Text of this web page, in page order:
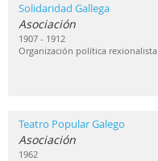
Solidaridad Gallega
Asociación
1907 - 1912
Organización política rexionalista
Teatro Popular Galego
Asociación
1962